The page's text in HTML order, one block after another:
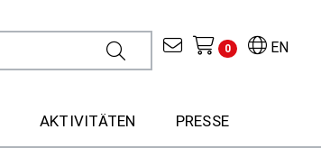
EN
0
AKTIVITÄTEN PRESSE